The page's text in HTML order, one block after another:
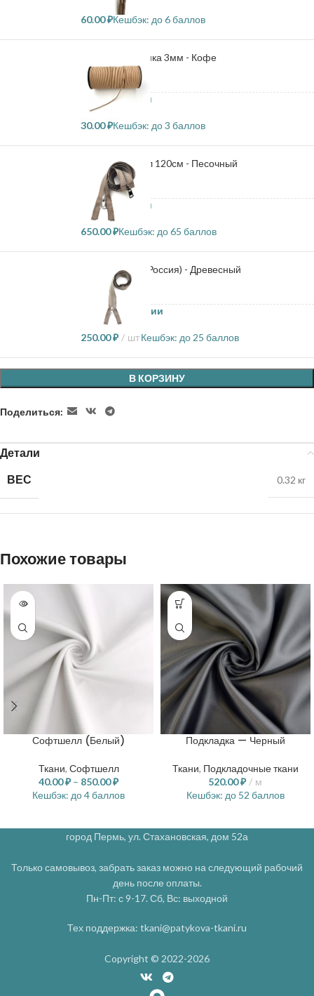
60.00₽Кешбэк: до 6 баллов
Шляпная резинка 3мм - Кофе
30.00₽Кешбэк: до 3 баллов
1 в наличии
Молния металл 120см - Песочный
650.00₽Кешбэк: до 65 баллов
6 в наличии
Молния 80см (Россия) - Древесный
250.00₽ штКешбэк: до 25 баллов
109 в наличии
В КОРЗИНУ
Поделиться:
Детали
ВЕС
0.32 кг
Похожие товары
Софтшелл (Белый)
Ткани, Софтшелл
40.00₽ – 850.00₽
Кешбэк: до 4 баллов
Подкладка — Черный
Ткани, Подкладочные ткани
520.00₽
м
Кешбэк: до 52 баллов
город Пермь, ул. Стахановская, дом 52а
Только самовывоз, забрать заказ можно на следующий рабочий
день после оплаты.
Пн-Пт: с 9-17. Сб, Вс: выходной
Тех поддержка: tkani@patykova-tkani.ru
Copyright © 2022-2026